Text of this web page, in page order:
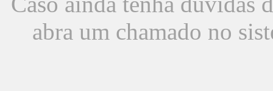
abra um chamado no